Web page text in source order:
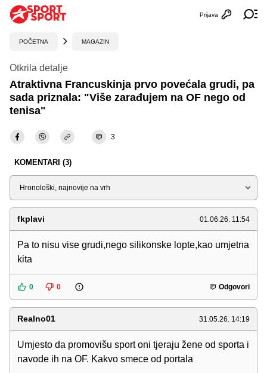
Otvori
Prijava
POČETNA MAGAZIN
Otkrila detalje
Atraktivna Francuskinja prvo povećala grudi, pa
sada priznala: "Više zarađujem na OF nego od
tenisa"
3
KOMENTARI (3)
Sortiraj
fkplavi 01.06.26. 11:54
Pa to nisu vise grudi,nego silikonske lopte,kao umjetna
kita
0 0 Odgovori
Realno01 31.05.26. 14:19
Umjesto da promovišu sport oni tjeraju žene od sporta i
navode ih na OF. Kakvo smece od portala